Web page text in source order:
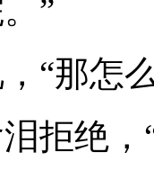
”
那怎么
绝，“